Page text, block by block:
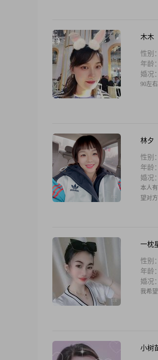
木木
性别：
年龄：
婚况：
90左
林夕
性别：
年龄：
婚况：
本人
望对
一枕
性别：
年龄：
婚况：
我希
小树